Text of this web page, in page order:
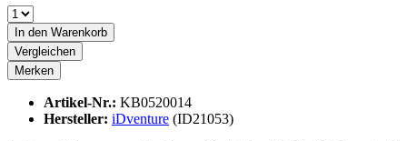
In den Warenkorb
Vergleichen
Merken
Artikel-Nr.: KB0520014
Hersteller: iDventure (ID21053)